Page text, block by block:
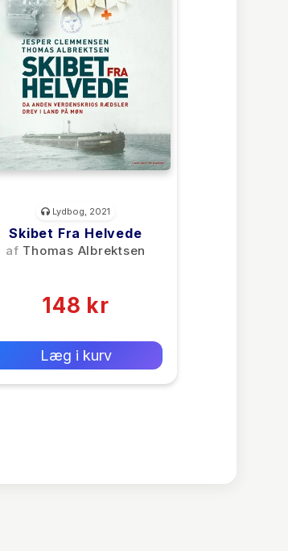
Lydbog, 2021
Skibet Fra Helvede
af Thomas Albrektsen
148 kr
Læg i kurv